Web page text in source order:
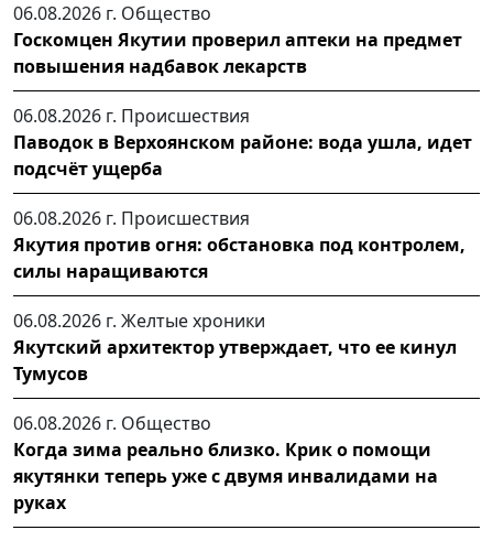
06.08.2026 г. Общество
Госкомцен Якутии проверил аптеки на предмет
повышения надбавок лекарств
06.08.2026 г. Происшествия
Паводок в Верхоянском районе: вода ушла, идет
подсчёт ущерба
06.08.2026 г. Происшествия
Якутия против огня: обстановка под контролем,
силы наращиваются
06.08.2026 г. Желтые хроники
Якутский архитектор утверждает, что ее кинул
Тумусов
06.08.2026 г. Общество
Когда зима реально близко. Крик о помощи
якутянки теперь уже с двумя инвалидами на
руках